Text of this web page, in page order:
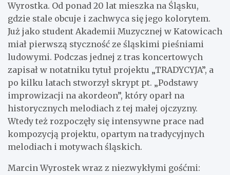
Wyrostka. Od ponad 20 lat mieszka na Śląsku,
gdzie stale obcuje i zachwyca się jego kolorytem.
Już jako student Akademii Muzycznej w Katowicach
miał pierwszą styczność ze śląskimi pieśniami
ludowymi. Podczas jednej z tras koncertowych
zapisał w notatniku tytuł projektu „TRADYCYJA”, a
po kilku latach stworzył skrypt pt. „Podstawy
improwizacji na akordeon”, który oparł na
historycznych melodiach z tej małej ojczyzny.
Wtedy też rozpoczęły się intensywne prace nad
kompozycją projektu, opartym na tradycyjnych
melodiach i motywach śląskich.
Marcin Wyrostek wraz z niezwykłymi gośćmi: